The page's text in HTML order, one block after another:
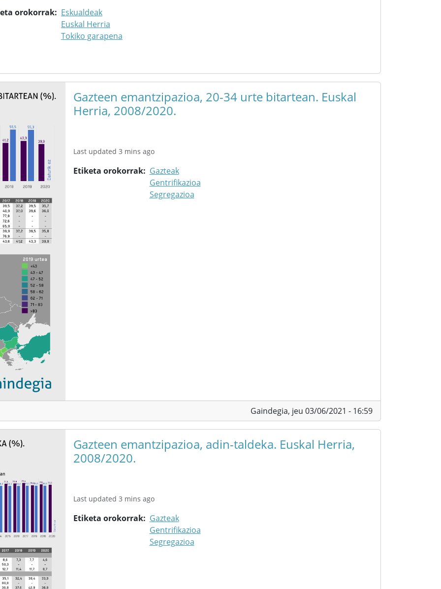
orokorrak
Eskualdeak
Euskal Herria
Tokiko garapena
Gazteen emantzipazioa, 20-34 urte bitartean. Euskal
Herria, 2008/2020.
Last updated 3 mins ago
Etiketa orokorrak
Gazteak
Gentrifikazioa
Segregazioa
Gaindegia, jeu 03/06/2021 - 16:59
Gazteen emantzipazioa, adin-taldeka. Euskal Herria,
2008/2020.
Last updated 3 mins ago
Etiketa orokorrak
Gazteak
Gentrifikazioa
Segregazioa